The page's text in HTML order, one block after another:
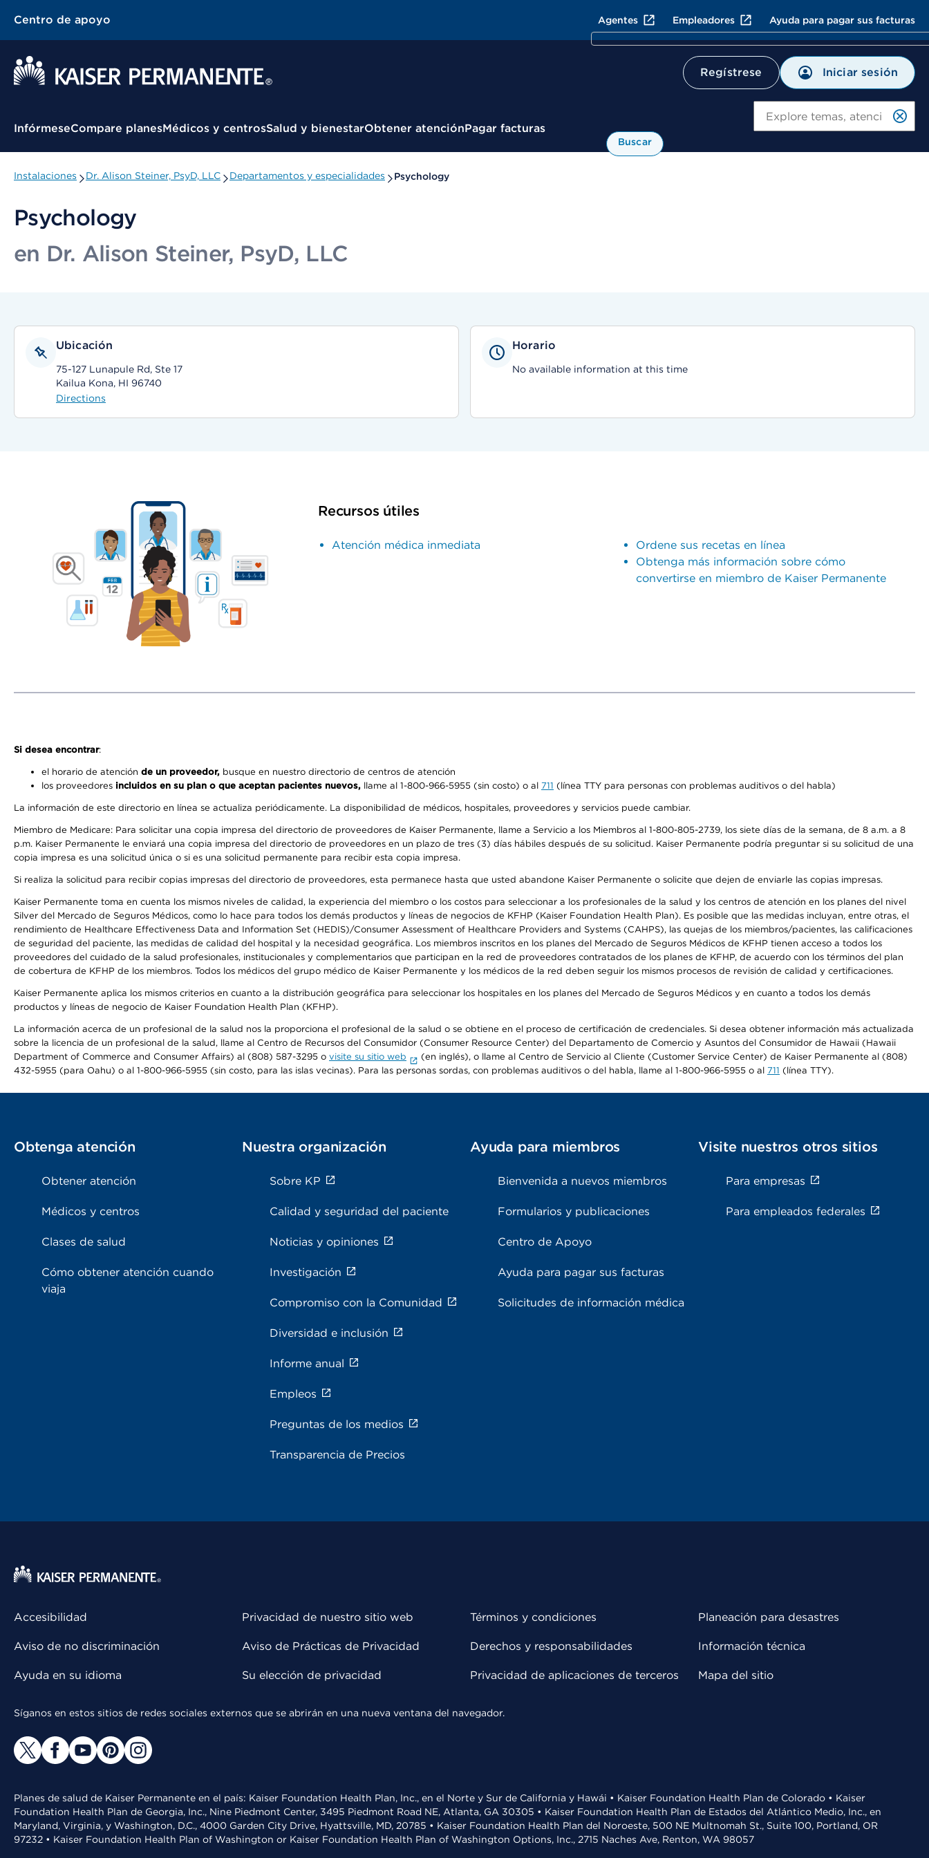
Centro de apoyo Agentes Empleadores Ayuda para pagar sus facturas
Regístrese Iniciar sesión
Menú contextual
InfórmeseCompare planesMédicos y centrosSalud y bienestarObtener atenciónPagar facturas
Buscar
Instalaciones Dr. Alison Steiner, PsyD, LLC Departamentos y especialidades Psychology
Psychology
en Dr. Alison Steiner, PsyD, LLC
Ubicación
75-127 Lunapule Rd, Ste 17
Kailua Kona, HI 96740
Directions
Horario
No available information at this time
Recursos útiles
Atención médica inmediata
Ordene sus recetas en línea
Obtenga más información sobre cómo
convertirse en miembro de Kaiser Permanente
Si desea encontrar:
el horario de atención de un proveedor, busque en nuestro directorio de centros de atención
los proveedores incluidos en su plan o que aceptan pacientes nuevos, llame al 1-800-966-5955 (sin costo) o al 711 (línea TTY para personas con problemas auditivos o del habla)
La información de este directorio en línea se actualiza periódicamente. La disponibilidad de médicos, hospitales, proveedores y servicios puede cambiar.
Miembro de Medicare: Para solicitar una copia impresa del directorio de proveedores de Kaiser Permanente, llame a Servicio a los Miembros al 1-800-805-2739, los siete días de la semana, de 8 a.m. a 8
p.m. Kaiser Permanente le enviará una copia impresa del directorio de proveedores en un plazo de tres (3) días hábiles después de su solicitud. Kaiser Permanente podría preguntar si su solicitud de una
copia impresa es una solicitud única o si es una solicitud permanente para recibir esta copia impresa.
Si realiza la solicitud para recibir copias impresas del directorio de proveedores, esta permanece hasta que usted abandone Kaiser Permanente o solicite que dejen de enviarle las copias impresas.
Kaiser Permanente toma en cuenta los mismos niveles de calidad, la experiencia del miembro o los costos para seleccionar a los profesionales de la salud y los centros de atención en los planes del nivel
Silver del Mercado de Seguros Médicos, como lo hace para todos los demás productos y líneas de negocios de KFHP (Kaiser Foundation Health Plan). Es posible que las medidas incluyan, entre otras, el
rendimiento de Healthcare Effectiveness Data and Information Set (HEDIS)/Consumer Assessment of Healthcare Providers and Systems (CAHPS), las quejas de los miembros/pacientes, las calificaciones
de seguridad del paciente, las medidas de calidad del hospital y la necesidad geográfica. Los miembros inscritos en los planes del Mercado de Seguros Médicos de KFHP tienen acceso a todos los
proveedores del cuidado de la salud profesionales, institucionales y complementarios que participan en la red de proveedores contratados de los planes de KFHP, de acuerdo con los términos del plan
de cobertura de KFHP de los miembros. Todos los médicos del grupo médico de Kaiser Permanente y los médicos de la red deben seguir los mismos procesos de revisión de calidad y certificaciones.
Kaiser Permanente aplica los mismos criterios en cuanto a la distribución geográfica para seleccionar los hospitales en los planes del Mercado de Seguros Médicos y en cuanto a todos los demás
productos y líneas de negocio de Kaiser Foundation Health Plan (KFHP).
La información acerca de un profesional de la salud nos la proporciona el profesional de la salud o se obtiene en el proceso de certificación de credenciales. Si desea obtener información más actualizada
sobre la licencia de un profesional de la salud, llame al Centro de Recursos del Consumidor (Consumer Resource Center) del Departamento de Comercio y Asuntos del Consumidor de Hawaii (Hawaii
Department of Commerce and Consumer Affairs) al (808) 587-3295 o visite su sitio web
(en inglés), o llame al Centro de Servicio al Cliente (Customer Service Center) de Kaiser Permanente al (808)
432-5955 (para Oahu) o al 1-800-966-5955 (sin costo, para las islas vecinas). Para las personas sordas, con problemas auditivos o del habla, llame al 1-800-966-5955 o al 711 (línea TTY).
Obtenga atención
Obtener atención
Médicos y centros
Clases de salud
Cómo obtener atención cuando
viaja
Nuestra organización
Sobre KP
Calidad y seguridad del paciente
Noticias y opiniones
Investigación
Compromiso con la Comunidad
Diversidad e inclusión
Informe anual
Empleos
Preguntas de los medios
Transparencia de Precios
Ayuda para miembros
Bienvenida a nuevos miembros
Formularios y publicaciones
Centro de Apoyo
Ayuda para pagar sus facturas
Solicitudes de información médica
Visite nuestros otros sitios
Para empresas
Para empleados federales
Accesibilidad
Aviso de no discriminación
Ayuda en su idioma
Privacidad de nuestro sitio web
Aviso de Prácticas de Privacidad
Su elección de privacidad
Términos y condiciones
Derechos y responsabilidades
Privacidad de aplicaciones de terceros
Planeación para desastres
Información técnica
Mapa del sitio
Síganos en estos sitios de redes sociales externos que se abrirán en una nueva ventana del navegador.
Planes de salud de Kaiser Permanente en el país: Kaiser Foundation Health Plan, Inc., en el Norte y Sur de California y Hawái • Kaiser Foundation Health Plan de Colorado • Kaiser
Foundation Health Plan de Georgia, Inc., Nine Piedmont Center, 3495 Piedmont Road NE, Atlanta, GA 30305 • Kaiser Foundation Health Plan de Estados del Atlántico Medio, Inc., en
Maryland, Virginia, y Washington, D.C., 4000 Garden City Drive, Hyattsville, MD, 20785 • Kaiser Foundation Health Plan del Noroeste, 500 NE Multnomah St., Suite 100, Portland, OR
97232 • Kaiser Foundation Health Plan of Washington or Kaiser Foundation Health Plan of Washington Options, Inc., 2715 Naches Ave, Renton, WA 98057